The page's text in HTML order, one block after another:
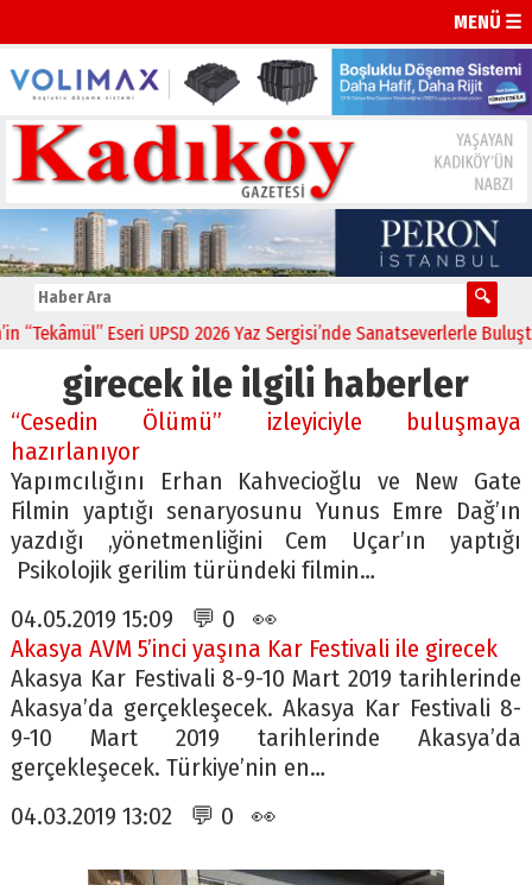
MENÜ ☰
Eseri UPSD 2026 Yaz Sergisi’nde Sanatseverlerle Buluştu
girecek ile ilgili haberler
“Cesedin Ölümü” izleyiciyle buluşmaya
hazırlanıyor
Yapımcılığını Erhan Kahvecioğlu ve New Gate
Filmin yaptığı senaryosunu Yunus Emre Dağ’ın
yazdığı ,yönetmenliğini Cem Uçar’ın yaptığı
Psikolojik gerilim türündeki filmin…
04.05.2019 15:09 💬 0 👀
Akasya AVM 5’inci yaşına Kar Festivali ile girecek
Akasya Kar Festivali 8-9-10 Mart 2019 tarihlerinde
Akasya’da gerçekleşecek. Akasya Kar Festivali 8-
9-10 Mart 2019 tarihlerinde Akasya’da
gerçekleşecek. Türkiye’nin en…
04.03.2019 13:02 💬 0 👀